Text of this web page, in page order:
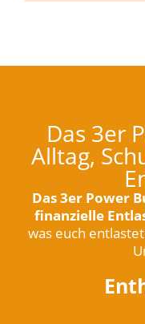
Das 3er
Alltag,
Das 3er Power
finanzielle
was euch